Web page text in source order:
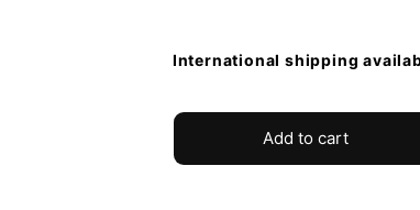
International shipping
Add to cart